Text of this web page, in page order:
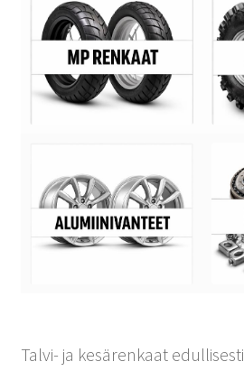
Talvi- ja kesärenkaat edullisesti